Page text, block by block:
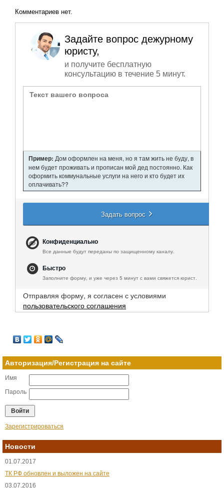
Комментариев нет.
Задайте вопрос дежурному
юристу,
и получите бесплатную
консультацию в течение 5 минут.
Пример: Дом оформлен на меня, но я там жить не буду, в
нем будет проживать и прописан мой дед постоянно. Как
оформить коммунальные услуги на него и кто будет их
оплачивать??
Задать вопрос
Конфиденциально
Все данные будут переданы по защищенному каналу.
Быстро
Заполните форму, и уже через 5 минут с вами свяжется юрист.
Отправляя форму, я согласен с условиями
пользовательского соглашения
Авторизация/Регистрация на сайте
Имя
Пароль
Зарегистрироваться
Новости
01.07.2017
ТК РФ обновлен и выложен на сайте
03.07.2016